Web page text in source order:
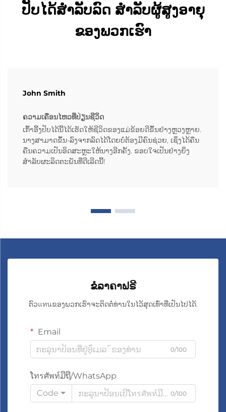
ປັບໄດ້ສຳລັບລົດ ສຳລັບຜູ້ສູງອາຍຸ
ຂອງພວກເຮົາ
John Smith
ຄວາມເຄື່ອນໄຫວທີ່ປ່ຽນຊີວິດ
ເກົ້າອີ້ງປັບໄດ້ນີ້ໄດ້ເຮັດໃຫ້ຊີວິດຂອງແມ່ຂ້ອຍດີຂຶ້ນຢ່າງຫຼວງຫຼາຍ.
ນາງສາມາດຂຶ້ນ-ລົງຈາກລົດໄດ້ໂດຍບໍ່ຕ້ອງມີຄົນຊ່ວຍ, ເຊິ່ງໄດ້ຄືນ
ຄືນຄວາມເປັນອິດສະຫຼະໃຫ້ນາງອີກຄັ້ງ. ຂອບໃຈເປັນຢ່າງຍິ່ງ
ສຳລັບຜະລິດຕະພັນທີ່ດີເລີດນີ້!
ຂໍລາຄາຟຣີ
ຕົວแทนຂອງພວກເຮົາຈະຕິດຕໍ່ທ່ານໃນໄວ້ສຸດເທົ່າທີ່ເປັນໄປໄດ້.
Email
0/100
ໂทรศัพท์ມືຖື/WhatsApp
Code
0/100